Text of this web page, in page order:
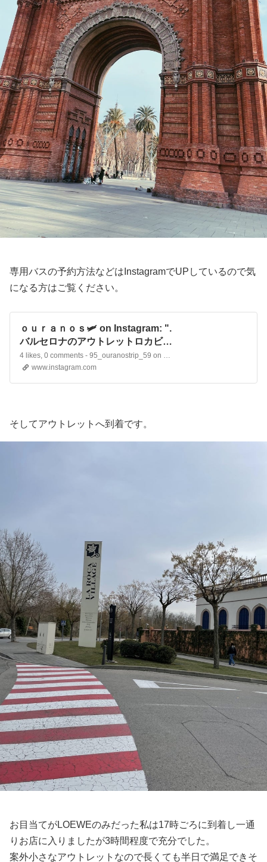
専用バスの予約方法などはInstagramでUPしているので気
になる方はご覧ください。
ｏｕｒａｎｏｓ🛩 on Instagram: ".
バルセロナのアウトレットロカビレ
ッジ🛍️ 絶対にチェックして欲しいの
はスペイン生まれのロエベ🍀 詳しく
は次のpostでご覧ください👀 . バス
ーベルから 徒歩15分程で到着します
4 likes, 0 comments - 95_ouranostrip_59 on May 16, 2023: ". バルセロナのアウトレットロカビレッジ🛍️ 絶対にチェックして欲し..."
www.instagram.com
そしてアウトレットへ到着です。
お目当てがLOEWEのみだった私は17時ごろに到着し一通
りお店に入りましたが3時間程度で充分でした。
案外小さなアウトレットなので長くても半日で満足できそ